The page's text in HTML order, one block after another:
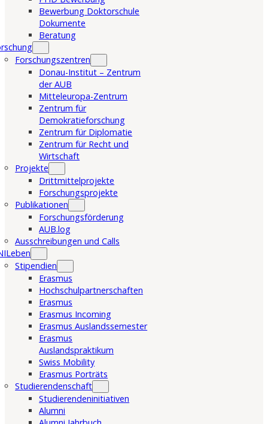
Bewerbung Doktorschule
Dokumente
Beratung
Forschungszentren
Donau-Institut – Zentrum
der AUB
Mitteleuropa-Zentrum
Zentrum für
Demokratieforschung
Zentrum für Diplomatie
Zentrum für Recht und
Wirtschaft
Projekte
Drittmittelprojekte
Forschungsprojekte
Publikationen
Forschungsförderung
AUB.log
Ausschreibungen und Calls
Stipendien
Erasmus
Hochschulpartnerschaften
Erasmus
Erasmus Incoming
Erasmus Auslandssemester
Erasmus
Auslandspraktikum
Swiss Mobility
Erasmus Porträts
Studierendenschaft
Studierendeninitiativen
Alumni